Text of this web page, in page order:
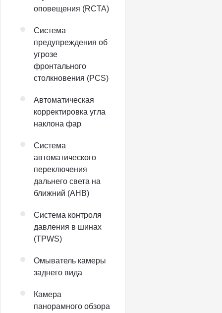
оповещения (RCTA)
Система
предупреждения об
угрозе
фронтального
столкновения (PCS)
Автоматическая
корректировка угла
наклона фар
Система
автоматического
переключения
дальнего света на
ближний (AHB)
Система контроля
давления в шинах
(TPWS)
Омыватель камеры
заднего вида
Камера
панорамного обзора